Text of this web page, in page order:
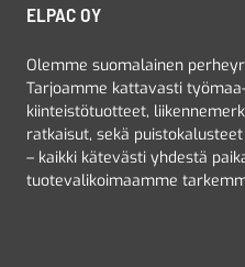
ELPAC OY
Olemme suomalainen
Tarjoamme kattavasti
kiinteistötuotteet,
ratkaisut, sekä
– kaikki kätevästi yhdestä
tuotevalikoimaamme